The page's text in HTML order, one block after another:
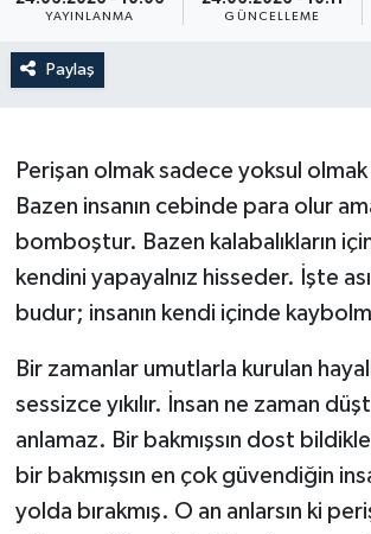
YAYINLANMA GÜNCELLEME
Paylaş
Perişan olmak sadece yoksul
Bazen insanın cebinde para olur
bomboştur. Bazen kalabalıkların
kendini yapayalnız hisseder. İşte
budur; insanın kendi içinde
Bir zamanlar umutlarla kurulan
sessizce yıkılır. İnsan ne zaman
anlamaz. Bir bakmışsın dost
bir bakmışsın en çok güvendiğin
yolda bırakmış. O an anlarsın ki